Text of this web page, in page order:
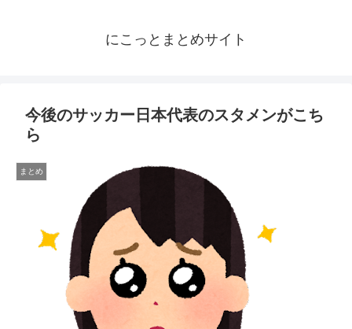
にこっとまとめサイト
今後のサッカー日本代表のスタメンがこち
ら
まとめ